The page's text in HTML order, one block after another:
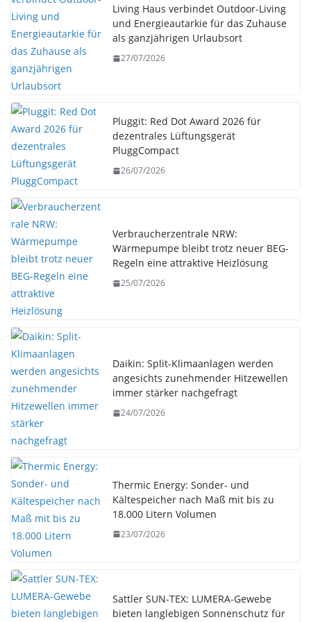
Living Haus verbindet Outdoor-Living
und Energieautarkie für das Zuhause
als ganzjährigen Urlaubsort
27/07/2026
Pluggit: Red Dot Award 2026 für
dezentrales Lüftungsgerät
PluggCompact
26/07/2026
Verbraucherzentrale NRW:
Wärmepumpe bleibt trotz neuer BEG-
Regeln eine attraktive Heizlösung
25/07/2026
Daikin: Split-Klimaanlagen werden
angesichts zunehmender Hitzewellen
immer stärker nachgefragt
24/07/2026
Thermic Energy: Sonder- und
Kältespeicher nach Maß mit bis zu
18.000 Litern Volumen
23/07/2026
Sattler SUN-TEX: LUMERA-Gewebe
bieten langlebigen Sonnenschutz für